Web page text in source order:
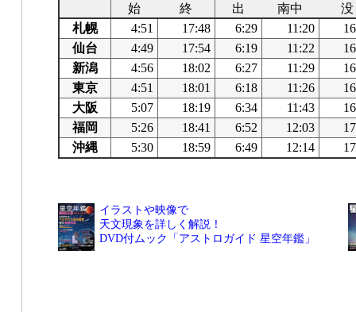
始
終 出 南中
没
札幌
4:51 17:48 6:29 11:20
仙台
4:49 17:54 6:19 11:22
新潟
4:56 18:02 6:27 11:29
東京
4:51 18:01 6:18 11:26
大阪
5:07 18:19 6:34 11:43
福岡
5:26 18:41 6:52 12:03
沖縄
5:30 18:59 6:49 12:14
イラストや映像で
天文現象を詳しく解説！
DVD付ムック「アストロガイド 星空年鑑」